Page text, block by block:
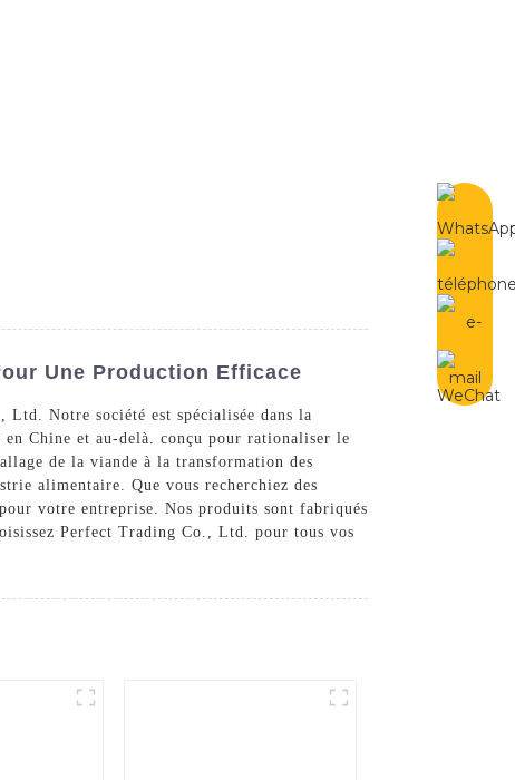
Une Production Efficace
Ltd. Notre société est spécialisée dans la
Chine et au-delà. conçu pour rationaliser le
de la viande à la transformation des
alimentaire. Que vous recherchiez des
votre entreprise. Nos produits sont fabriqués
Perfect Trading Co., Ltd. pour tous vos